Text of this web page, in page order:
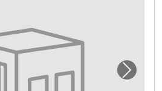
für "Lagerraum in Zirl"